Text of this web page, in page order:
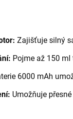
Zajišťuje silný
Pojme až 150
6000 mAh
Umožňuje